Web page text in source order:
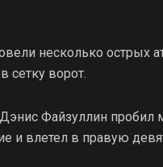
несколько острых
сетку ворот.
Файзуллин пробил
и влетел в правую